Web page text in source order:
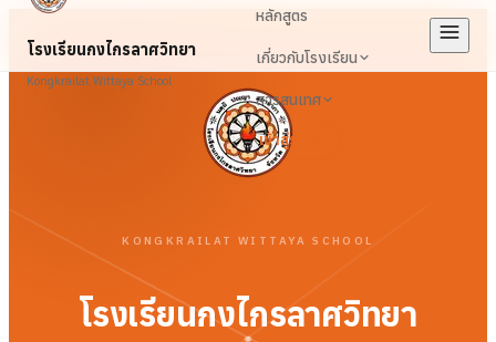
โรงเรียนกงไกรลาศวิทยา
Kongkrailat Wittaya School
หลักสูตร
เกี่ยวกับโรงเรียน
สารสนเทศ
เข้าสู่ระบบ
KONGKRAILAT WITTAYA SCHOOL
โรงเรียนกงไกรลาศวิทยา